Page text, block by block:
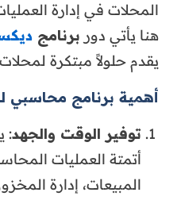
المحلات في إدارة
هنا يأتي دور برنامج
يقدم حلولاً مبتكرة لمحلات
أهمية برنامج محاسبي
توفير الوقت والجهد:
أتمتة العمليات
المبيعات، إدارة